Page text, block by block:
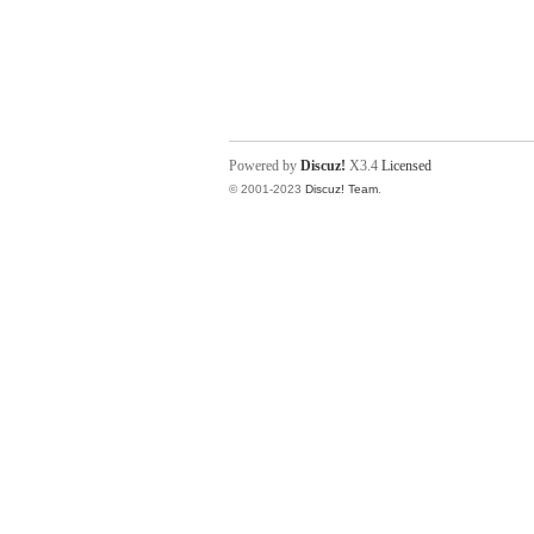
Powered by Discuz! X3.4 Licensed
© 2001-2023 Discuz! Team